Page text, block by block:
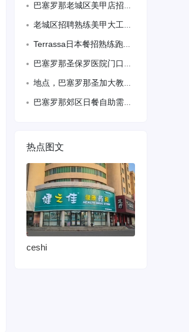
巴塞罗那老城区美甲店招聘熟练大工一名
老城区招聘熟练美甲大工，暑假工或者周末工也可
Terrassa日本餐招熟练跑堂、备居留 有意请联系 640354130
巴塞罗那圣保罗医院门口单人间短期出租，交通四通八达，全包。微信:yangguan
地点，巴塞罗那圣加大教堂附近，需要长期钟点工【民宿打扫卫生】，工作时间11-2点
巴塞罗那郊区日餐自助需熟练跑堂、联系电话688080741需备居留
热点图文
ceshi